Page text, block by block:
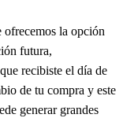
ofrecemos la opción
futura,
recibiste el día de
de tu compra y este
generar grandes